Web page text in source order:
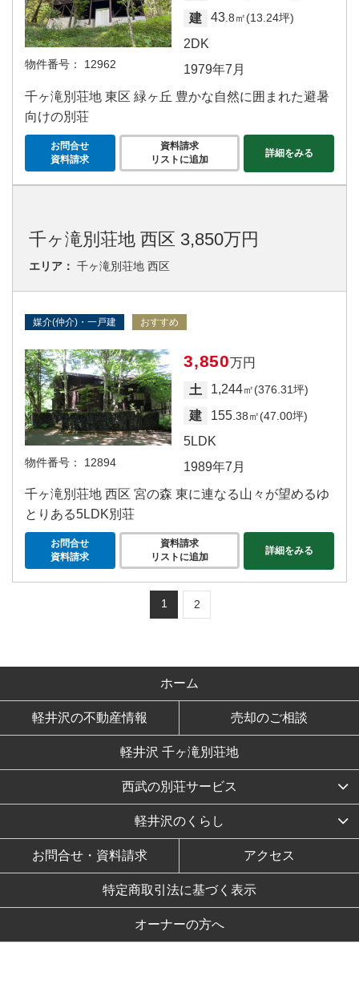
物件番号： 12962
建 43 .8㎡(13.24坪)
2DK
1979年7月
千ヶ滝別荘地 東区 緑ヶ丘 豊かな自然に囲まれた避暑
向けの別荘
お問合せ
資料請求
資料請求
リストに追加
詳細をみる
千ヶ滝別荘地 西区 3,850万円
エリア： 千ヶ滝別荘地 西区
媒介(仲介)・一戸建 おすすめ
物件番号： 12894
3,850万円
土
1,244㎡(376.31坪)
建 155 .38㎡(47.00坪)
5LDK
1989年7月
千ヶ滝別荘地 西区 宮の森 東に連なる山々が望めるゆ
とりある5LDK別荘
お問合せ
資料請求
資料請求
リストに追加
詳細をみる
1 2
ホーム
軽井沢の不動産情報 売却のご相談
軽井沢 千ヶ滝別荘地
西武の別荘サービス
軽井沢のくらし
お問合せ・資料請求 アクセス
特定商取引法に基づく表示
オーナーの方へ